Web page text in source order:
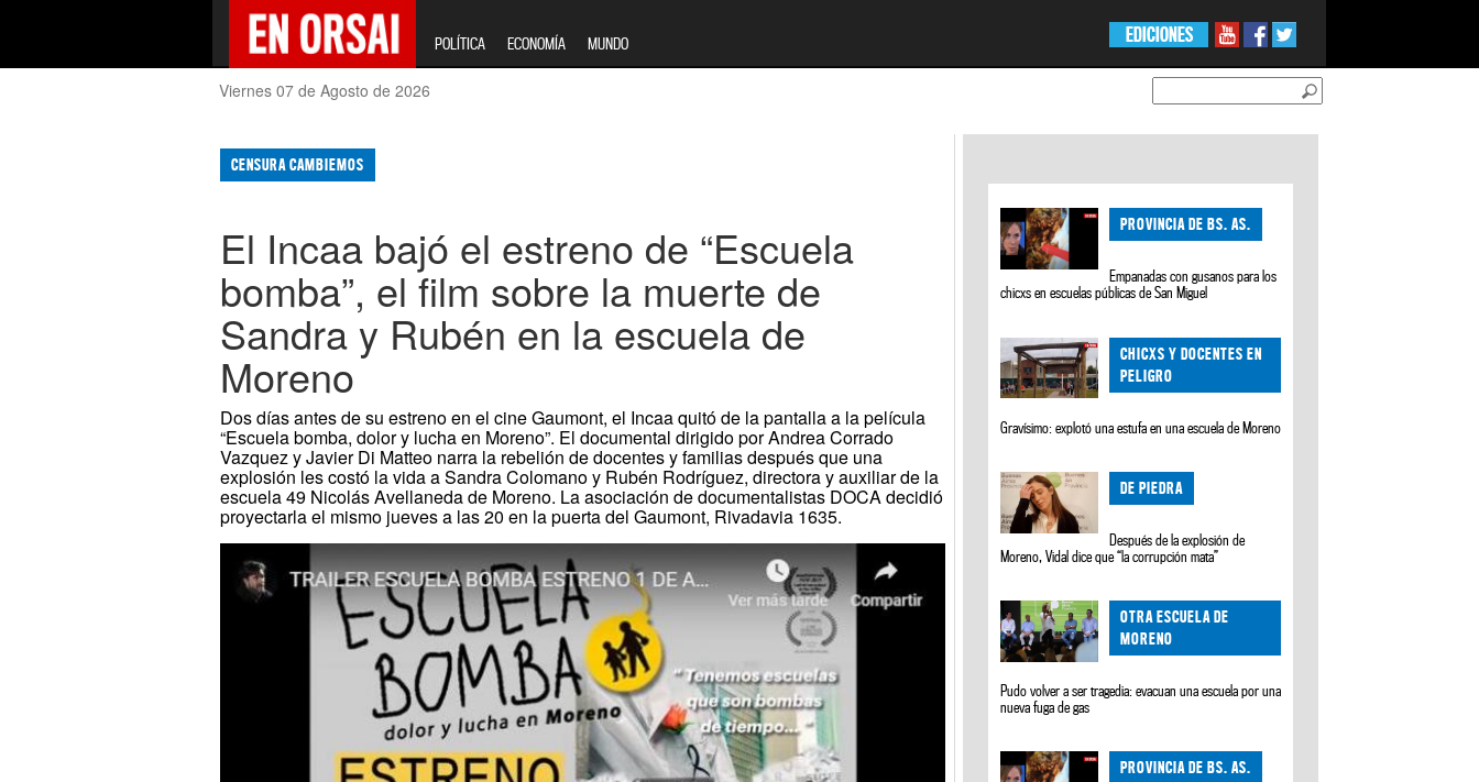
POLÍTICA ECONOMÍA MUNDO EDICIONES
Viernes 07 de Agosto de 2026
CENSURA CAMBIEMOS
El Incaa bajó el estreno de “Escuela
bomba”, el film sobre la muerte de
Sandra y Rubén en la escuela de
Moreno
Dos días antes de su estreno en el cine Gaumont, el Incaa quitó de la pantalla a la película
“Escuela bomba, dolor y lucha en Moreno”. El documental dirigido por Andrea Corrado
Vazquez y Javier Di Matteo narra la rebelión de docentes y familias después que una
explosión les costó la vida a Sandra Colomano y Rubén Rodríguez, directora y auxiliar de la
escuela 49 Nicolás Avellaneda de Moreno. La asociación de documentalistas DOCA decidió
proyectarla el mismo jueves a las 20 en la puerta del Gaumont, Rivadavia 1635.
PROVINCIA DE BS. AS.
Empanadas con gusanos para los
chicxs en escuelas públicas de San Miguel
CHICXS Y DOCENTES EN
PELIGRO
Gravísimo: explotó una estufa en una escuela de Moreno
DE PIEDRA
Después de la explosión de
Moreno, Vidal dice que “la corrupción mata”
OTRA ESCUELA DE
MORENO
Pudo volver a ser tragedia: evacuan una escuela por una
nueva fuga de gas
PROVINCIA DE BS. AS.